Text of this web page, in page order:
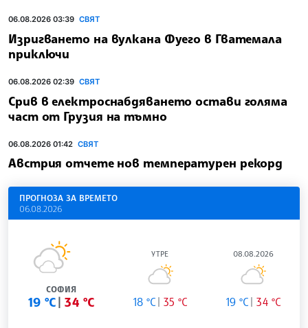
06.08.2026 03:39 СВЯТ
Изригването на вулкана Фуего в Гватемала
приключи
06.08.2026 02:39 СВЯТ
Срив в електроснабдяването остави голяма
част от Грузия на тъмно
06.08.2026 01:42 СВЯТ
Австрия отчете нов температурен рекорд
ПРОГНОЗА ЗА ВРЕМЕТО
06.08.2026
СОФИЯ
19 °C 34 °C
УТРЕ
18 °C 35 °C
08.08.2026
19 °C 34 °C